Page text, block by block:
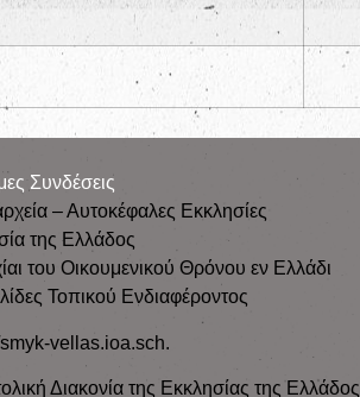
Συνδέσεις
– Αυτοκέφαλες Εκκλησίες
της Ελλάδος
του Οικουμενικού Θρόνου εν Ελλάδι
Τοπικού Ενδιαφέροντος
vellas.ioa.sch.
Διακονία της Εκκλησίας της Ελλάδος